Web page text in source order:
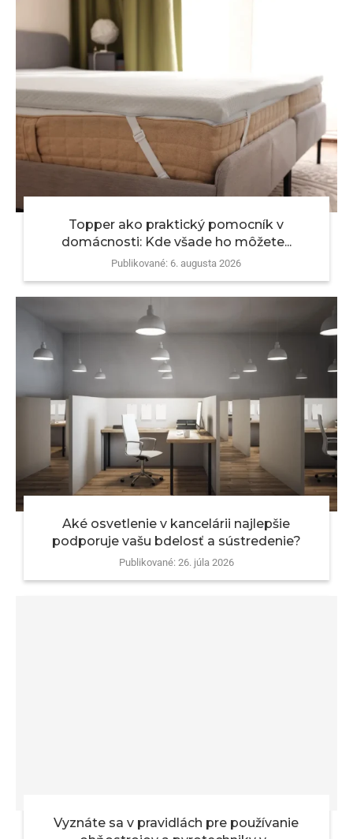
Topper ako praktický pomocník v
domácnosti: Kde všade ho môžete...
Publikované: 6. augusta 2026
Aké osvetlenie v kancelárii najlepšie
podporuje vašu bdelosť a sústredenie?
Publikované: 26. júla 2026
Vyznáte sa v pravidlách pre používanie